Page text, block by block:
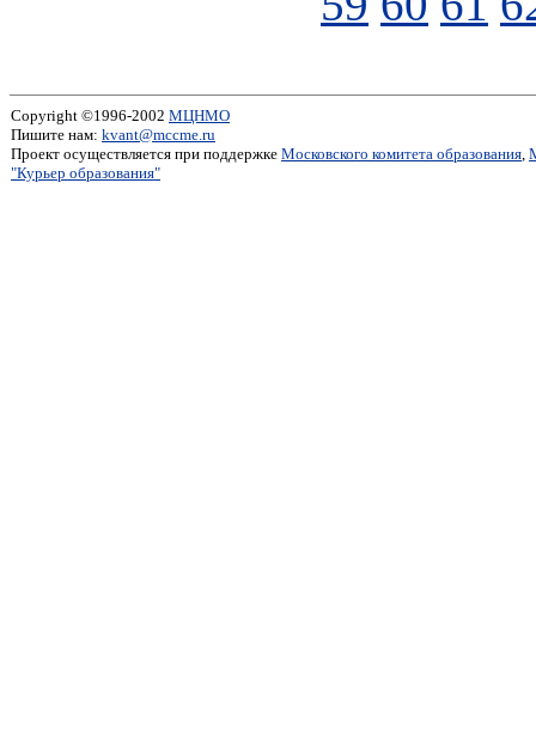
Copyright ©1996-2002 МЦНМО
Пишите нам: kvant@mccme.ru
Проект осуществляется при поддержке Московского комитета образования,
"Курьер образования"